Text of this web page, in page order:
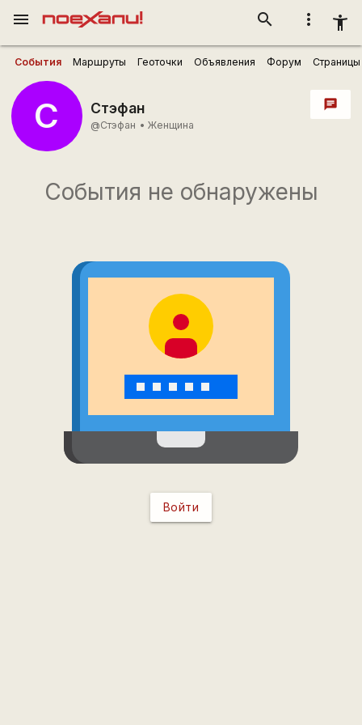
more_vert accessibility_new
search
menu
События Маршруты Геоточки Объявления Форум Страницы
С Стэфан
@Стэфан • Женщина
chat
События не обнаружены
Войти